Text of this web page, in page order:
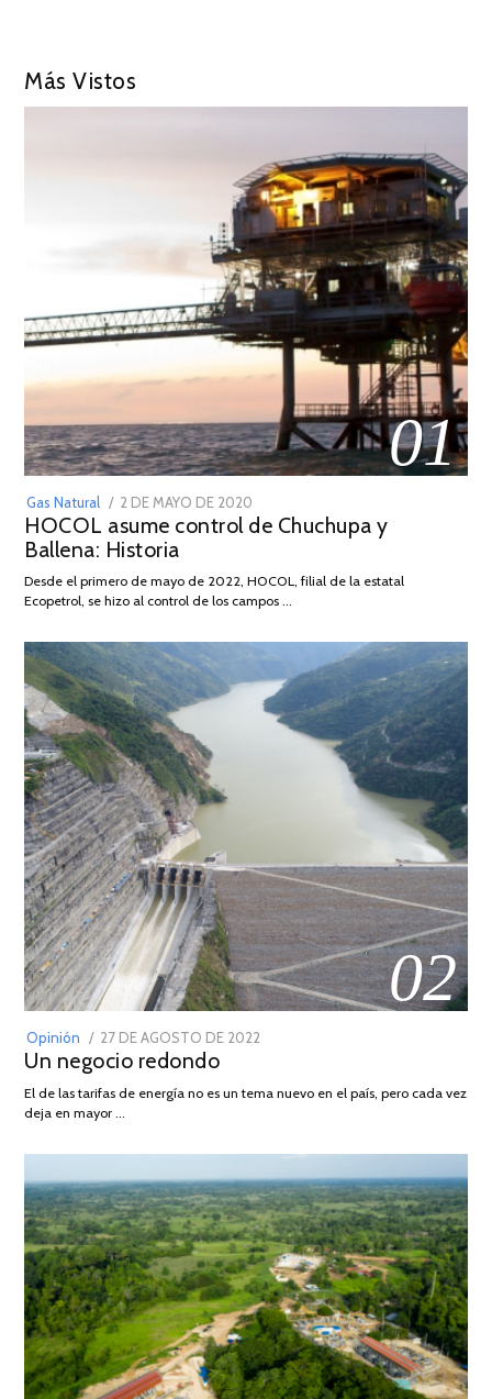
Más Vistos
01
Gas Natural
POSTED
ON
2 DE MAYO DE 2020
DE
2026
HOCOL asume control de Chuchupa y
Ballena: Historia
Desde el primero de mayo de 2022, HOCOL, filial de la estatal
Ecopetrol, se hizo al control de los campos …
02
Opinión
POSTED
ON
27 DE AGOSTO DE 2022
DE
Un negocio redondo
El de las tarifas de energía no es un tema nuevo en el país, pero cada vez
deja en mayor …